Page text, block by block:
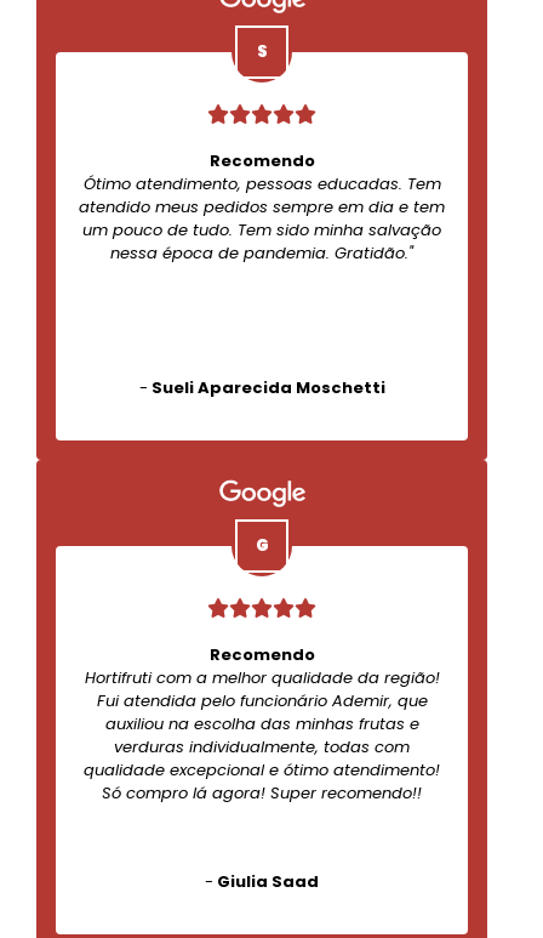
Recomendo
Ótimo atendimento, pessoas educadas. Tem
atendido meus pedidos sempre em dia e tem
um pouco de tudo. Tem sido minha salvação
nessa época de pandemia. Gratidão."
- Sueli Aparecida Moschetti
Recomendo
Hortifruti com a melhor qualidade da região!
Fui atendida pelo funcionário Ademir, que
auxiliou na escolha das minhas frutas e
verduras individualmente, todas com
qualidade excepcional e ótimo atendimento!
Só compro lá agora! Super recomendo!!
- Giulia Saad